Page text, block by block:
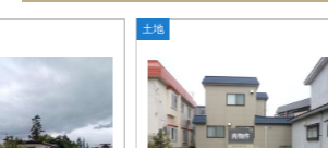
土地